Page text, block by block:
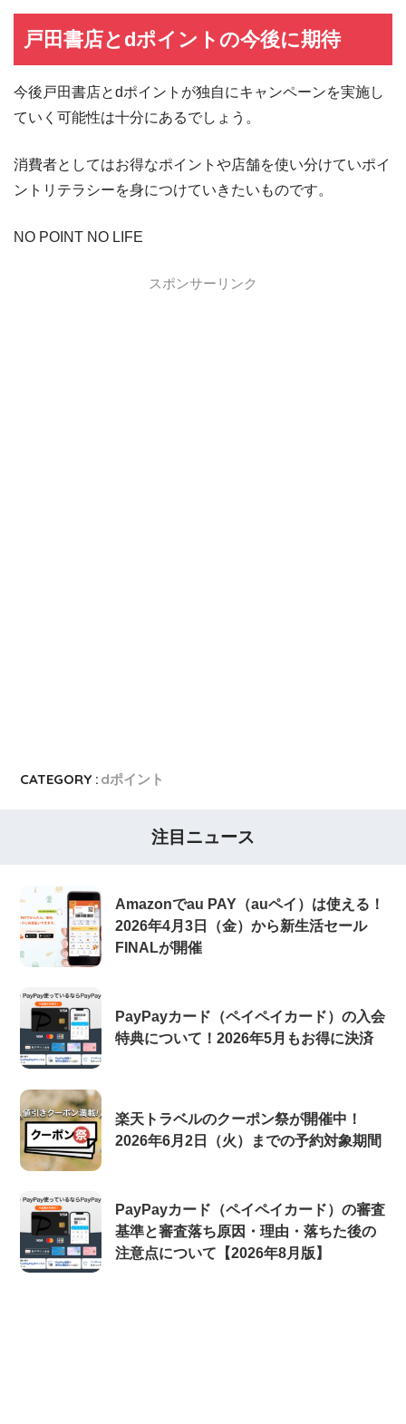
戸田書店とdポイントの今後に期待
今後戸田書店とdポイントが独自にキャンペーンを実施し
ていく可能性は十分にあるでしょう。
消費者としてはお得なポイントや店舗を使い分けていポイ
ントリテラシーを身につけていきたいものです。
NO POINT NO LIFE
スポンサーリンク
CATEGORY : dポイント
注目ニュース
Amazonでau PAY（auペイ）は使える！
2026年4月3日（金）から新生活セール
FINALが開催
PayPayカード（ペイペイカード）の入会
特典について！2026年5月もお得に決済
楽天トラベルのクーポン祭が開催中！
2026年6月2日（火）までの予約対象期間
PayPayカード（ペイペイカード）の審査
基準と審査落ち原因・理由・落ちた後の
注意点について【2026年8月版】